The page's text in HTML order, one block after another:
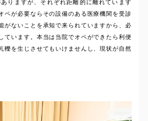
りますが、それぞれ距離的に離れています
ペが必要ならその設備のある医療機関を受診
がないことを承知で来られていますから、必
ています。本当は当院でオペができたら利便
轢を生じさせてもいけませんし、現状が自然